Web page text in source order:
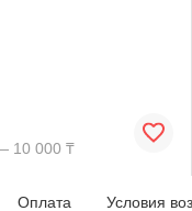
10 000 ₸
Оплата Условия